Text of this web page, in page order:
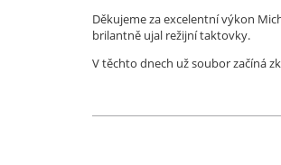
Děkujeme za excelentní výkon
brilantně ujal režijní taktovky.
V těchto dnech už soubor začíná